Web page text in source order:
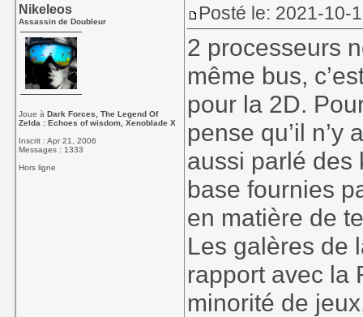
Nikeleos
Assassin de Doubleur
Joue àDark Forces, The Legend Of
Zelda : Echoes of wisdom, Xenoblade X
Inscrit : Apr 21, 2006
Messages : 1333
Hors ligne
Posté le: 2021-10-
2 processeurs
même bus,
pour la 2D.
pense qu’il n’y
aussi parlé des
base fournies
en matière de
Les galères de
rapport avec la
minorité de